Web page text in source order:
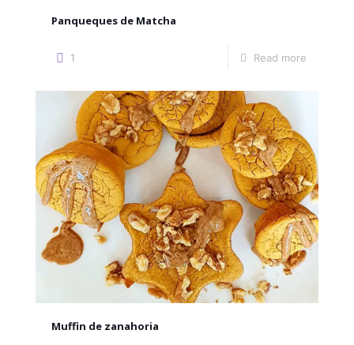
Panqueques de Matcha
1 Read more
Muffin de zanahoria